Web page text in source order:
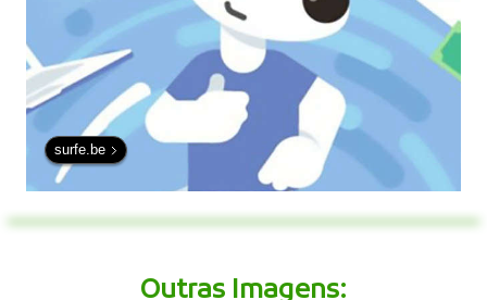
surfe.be
Outras Imagens: